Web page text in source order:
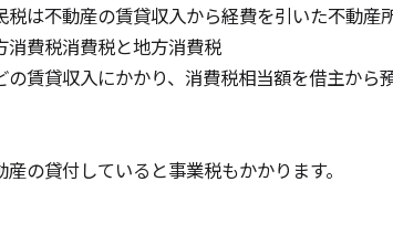
は不動産の賃貸収入から経費を引いた不動産
消費税消費税と地方消費税
の賃貸収入にかかり、消費税相当額を借主か
の貸付していると事業税もかかります。